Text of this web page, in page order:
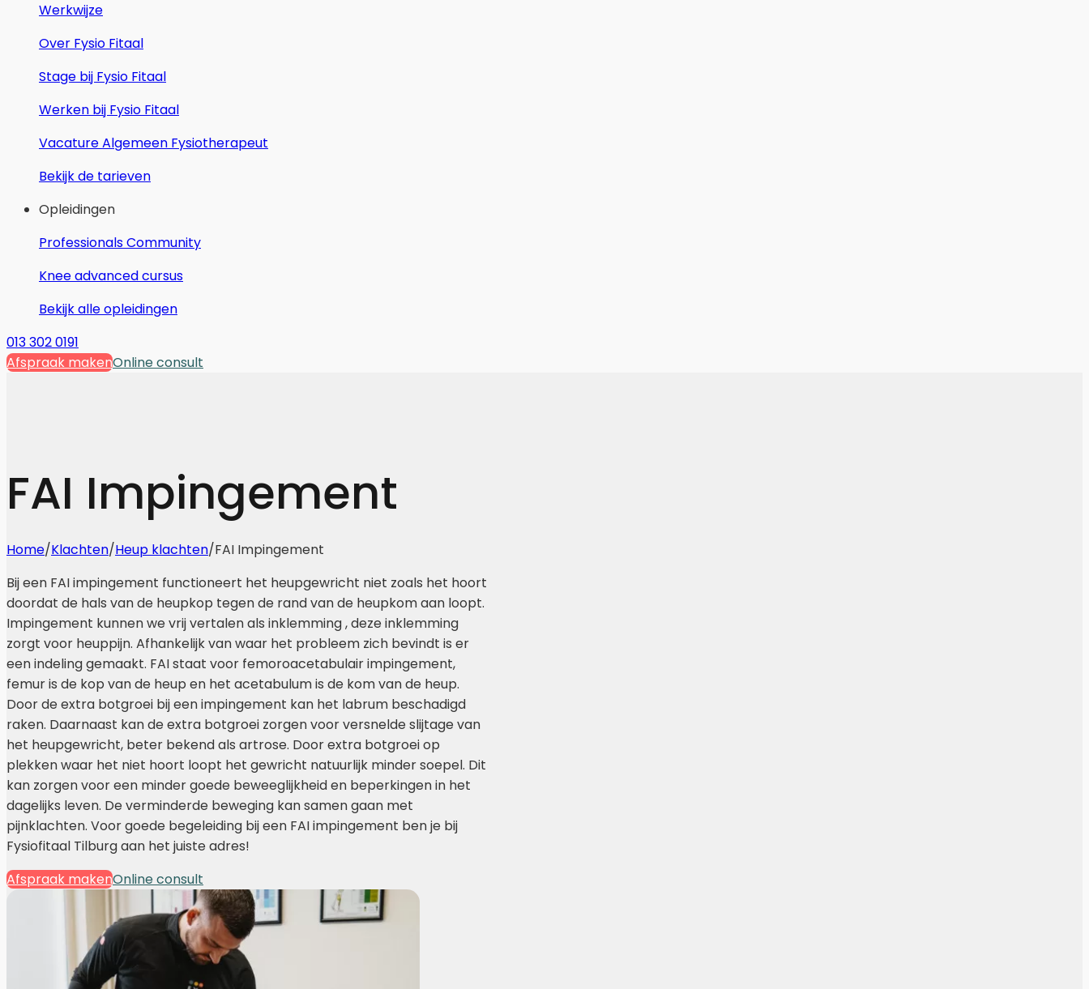
Werkwijze
Over Fysio Fitaal
Stage bij Fysio Fitaal
Werken bij Fysio Fitaal
Vacature Algemeen Fysiotherapeut
Bekijk de tarieven
Opleidingen
Professionals Community
Knee advanced cursus
Bekijk alle opleidingen
013 302 0191
Afspraak makenOnline consult
FAI Impingement
Home/Klachten/Heup klachten/FAI Impingement
Bij een FAI impingement functioneert het heupgewricht niet zoals het hoort
doordat de hals van de heupkop tegen de rand van de heupkom aan loopt.
Impingement kunnen we vrij vertalen als inklemming , deze inklemming
zorgt voor heuppijn. Afhankelijk van waar het probleem zich bevindt is er
een indeling gemaakt. FAI staat voor femoroacetabulair impingement,
femur is de kop van de heup en het acetabulum is de kom van de heup.
Door de extra botgroei bij een impingement kan het labrum beschadigd
raken. Daarnaast kan de extra botgroei zorgen voor versnelde slijtage van
het heupgewricht, beter bekend als artrose. Door extra botgroei op
plekken waar het niet hoort loopt het gewricht natuurlijk minder soepel. Dit
kan zorgen voor een minder goede beweeglijkheid en beperkingen in het
dagelijks leven. De verminderde beweging kan samen gaan met
pijnklachten. Voor goede begeleiding bij een FAI impingement ben je bij
Fysiofitaal Tilburg aan het juiste adres!
Afspraak makenOnline consult